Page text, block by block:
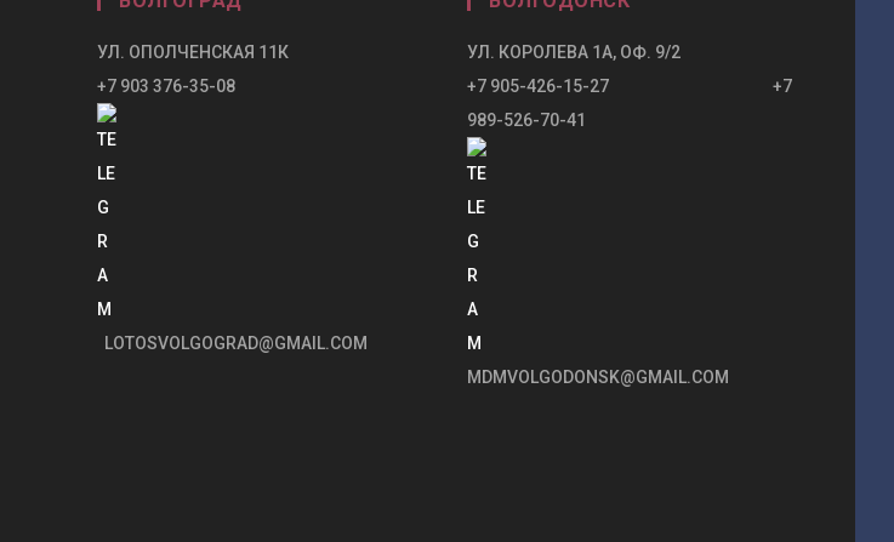
УЛ. ОПОЛЧЕНСКАЯ 11К
+7 903 376-35-08
LOTOSVOLGOGRAD@GMAIL.COM
УЛ. КОРОЛЕВА 1А, ОФ. 9/2
+7 905-426-15-27 +7
989-526-70-41
MDMVOLGODONSK@GMAIL.COM